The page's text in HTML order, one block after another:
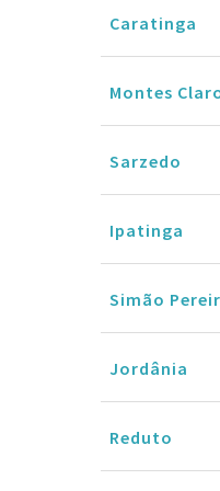
Caratinga
Montes
Sarzedo
Ipatinga
Simão
Jordânia
Reduto